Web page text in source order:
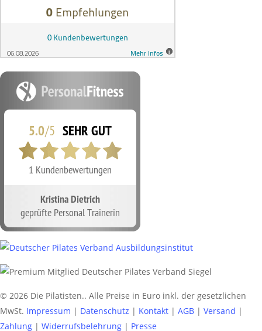
© 2026 Die Pilatisten.. Alle Preise in Euro inkl. der gesetzlichen
MwSt. Impressum | Datenschutz | Kontakt | AGB | Versand |
Zahlung | Widerrufsbelehrung | Presse